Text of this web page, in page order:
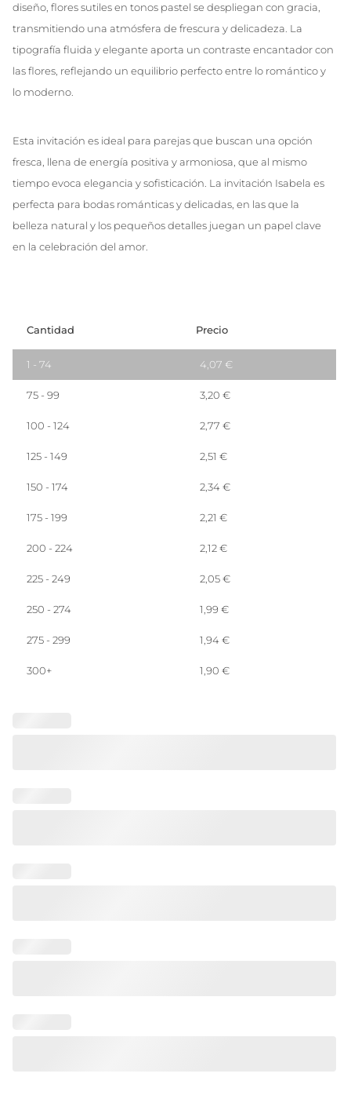
diseño, flores sutiles en tonos pastel se despliegan con gracia,
transmitiendo una atmósfera de frescura y delicadeza. La
tipografía fluida y elegante aporta un contraste encantador con
las flores, reflejando un equilibrio perfecto entre lo romántico y
lo moderno.
Esta invitación es ideal para parejas que buscan una opción
fresca, llena de energía positiva y armoniosa, que al mismo
tiempo evoca elegancia y sofisticación. La invitación Isabela es
perfecta para bodas románticas y delicadas, en las que la
belleza natural y los pequeños detalles juegan un papel clave
en la celebración del amor.
Cantidad Precio
1 - 74 4,07 €
75 - 99 3,20 €
100 - 124 2,77 €
125 - 149 2,51 €
150 - 174 2,34 €
175 - 199 2,21 €
200 - 224 2,12 €
225 - 249 2,05 €
250 - 274 1,99 €
275 - 299 1,94 €
300+ 1,90 €